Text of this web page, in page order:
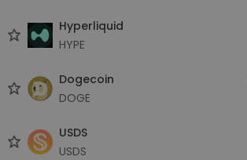
Hyperliquid
HYPE
Dogecoin
DOGE
USDS
USDS